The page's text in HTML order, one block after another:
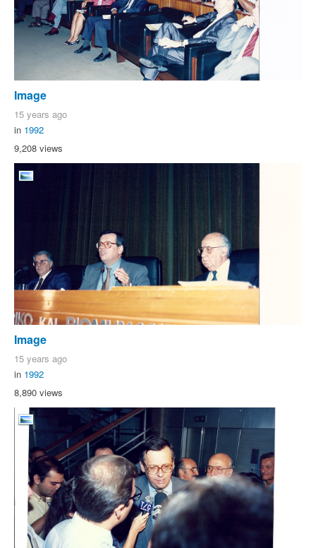
Image
15 years ago
in 1992
9,208 views
Image
15 years ago
in 1992
8,890 views